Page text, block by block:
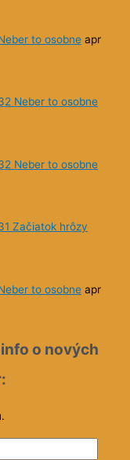
to osobne apr
Neber to osobne
Neber to osobne
Začiatok hrôzy
to osobne apr
o nových